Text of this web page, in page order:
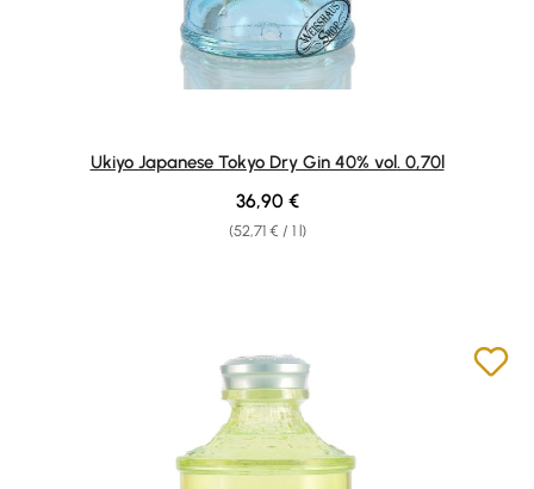
Ukiyo Japanese Tokyo Dry Gin 40% vol. 0,70l
(52,71 € / 1 l)
Regular price:
36,90 €